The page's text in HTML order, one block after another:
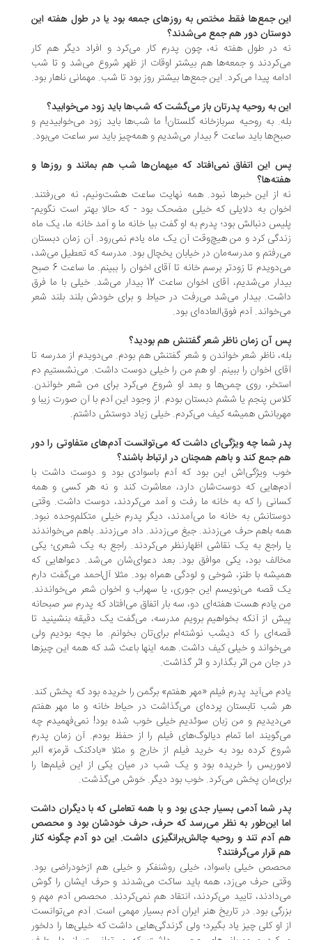
جمع‌ها فقط مختص به روزهای جمعه بود یا در طول هفته این
دور هم جمع می‌شدند؟
در طول هفته نه، چون پدرم کار می‌کرد و افراد دیگر هم کار
و جمعه‌ها هم بیشتر اوقات از ظهر شروع می‌شد و تا شب
پیدا می‌کرد. این جمع‌ها بیشتر روز بود تا شب. مهمانی ناهار بود.
به روحیه پدرتان باز می‌گشت که شب‌ها باید زود می‌خوابید؟
به روحیه سربازخانه گلستان! ما شب‌ها باید زود می‌خوابیدیم و
ساعت 6 بیدار می‌شدیم و همه‌چیز باید سر ساعت می‌بود.
این اتفاق نمی‌افتاد که میهمان‌ها شب هم بمانند و روزها و
از این خبرها نبود. همه نهایت ساعت هشت‌ونیم، نه می‌رفتند.
به دلایلی که خیلی مضحک بود - که حالا بهتر است نگویم-
دنبالش بود؛ پدرم به او گفت بیا خانه ما و آمد خانه ما، یک ماه
کرد و من هیچ‌وقت آن یک ماه یادم نمی‌رود. آن زمان دبستان
و مدرسه‌مان در خیابان یخچال بود. مدرسه که تعطیل می‌شد،
می‌دویدم تا زودتر برسم خانه تا آقای اخوان را ببینم. ما ساعت 6 صبح
بیدار می‌شدیم، آقای اخوان ساعت 12 بیدار می‌شد. خیلی با ما فرق
بیدار می‌شد می‌رفت در حیاط و برای خودش بلند بلند شعر
آدم فوق‌العاده‌ای بود.
آن زمان ناظر شعر گفتنش هم بودید؟
ناظر شعر خواندن و شعر گفتنش هم بودم. می‌دویدم از مدرسه تا
اخوان را ببینم. او هم من را خیلی دوست داشت. می‌نشستیم دم
روی چمن‌ها و بعد او شروع می‌کرد برای من شعر خواندن.
پنجم یا ششم دبستان بودم. از وجود این آدم با آن صورت زیبا و
همیشه کیف می‌کردم. خیلی زیاد دوستش داشتم.
شما چه ویژگی‌ای داشت که می‌توانست آدم‌های متفاوتی را دور
جمع کند و باهم همچنان در ارتباط باشند؟
ویژگی‌اش این بود که آدم باسوادی بود و دوست داشت با
که دوست‌شان دارد، معاشرت کند و نه هر کسی و همه
را که به خانه ما رفت و آمد می‌کردند، دوست داشت. وقتی
به خانه ما می‌آمدند، دیگر پدرم خیلی متکلم‌وحده نبود.
باهم حرف می‌زدند. جیغ می‌زدند. داد می‌زدند. باهم می‌خواندند
راجع به یک نقاشی اظهارنظر می‌کردند. راجع به یک شعری؛ یکی
بود، یکی موافق بود. بعد دعوای‌شان می‌شد. دعواهایی که
با طنز، شوخی و لودگی همراه بود. مثلا آل‌احمد می‌گفت دارم
قصه می‌نویسم این جوری، یا سهراب و اخوان شعر می‌خواندند.
یادم هست هفته‌ای دو، سه بار اتفاق می‌افتاد که پدرم سر صبحانه
از آنکه بخواهیم برویم مدرسه، می‌گفت یک دقیقه بنشینید تا
را که دیشب نوشته‌ام برای‌تان بخوانم. ما بچه بودیم ولی
و خیلی کیف داشت. همه اینها باعث شد که همه این چیزها
جان من اثر بگذارد و اثر گذاشت.
می‌آید پدرم فیلم «مهر هفتم» برگمن را خریده بود که پخش کند.
شب تابستان پرده‌ای می‌گذاشت در حیاط خانه و ما مهر هفتم
و من زبان سوئدیم خیلی خوب شده بود! نمی‌فهمیدم چه
اما تمام دیالوگ‌های فیلم را از حفظ بودم. آن زمان پدرم
کرده بود به خرید فیلم از خارج و مثلا «بادکنک قرمز» آلبر
را خریده بود و یک شب در میان یکی از این فیلم‌ها را
پخش می‌کرد. خوب بود دیگر. خوش می‌گذشت.
شما آدمی بسیار جدی بود و با همه تعاملی که با دیگران داشت
این‌طور به نظر می‌رسد که حرف، حرف خودشان بود و محصص
آدم تند و روحیه چالش‌برانگیزی داشت. این دو آدم چگونه کنار
قرار می‌گرفتند؟
خیلی باسواد، خیلی روشنفکر و خیلی هم از‌خودراضی بود.
حرف می‌زد، همه باید ساکت می‌شدند و حرف ایشان را گوش
تایید می‌کردند، انتقاد هم نمی‌کردند. محصص آدم مهم و
بود. در تاریخ هنر ایران آدم بسیار مهمی است. آدم می‌توانست
او کلی چیز یاد بگیرد؛ ولی گزندگی‌هایی داشت که خیلی‌ها را دلخور